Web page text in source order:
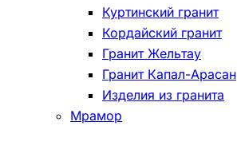
Куртинский гранит
Кордайский гранит
Гранит Жельтау
Гранит Капал-Арасан
Изделия из гранита
Мрамор